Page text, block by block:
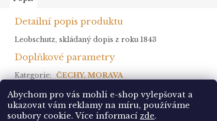
Abychom pro vás mohli e-shop vylepšovat a
ukazovat vám reklamy na míru, používáme
soubory cookie. Více informací zde.
Detailní popis produktu
Leobschutz, skládaný dopis z roku 1843
Doplňkové parametry
Kategorie: ČECHY, MORAVA